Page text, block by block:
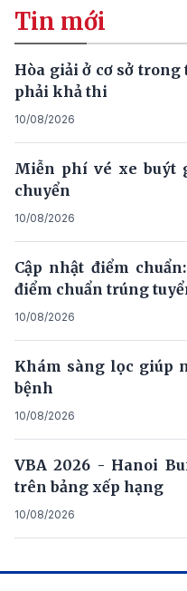
Tin mới
Hòa giải ở cơ sở
phải khả thi
10/08/2026
Miễn phí vé xe buýt
chuyển
10/08/2026
Cập nhật điểm
điểm chuẩn trúng
10/08/2026
Khám sàng lọc giúp
bệnh
10/08/2026
VBA 2026 - Hanoi
trên bảng xếp hạng
10/08/2026